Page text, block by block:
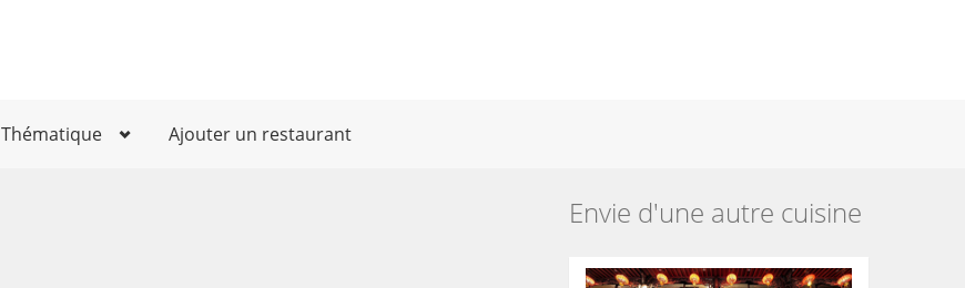
Thématique Ajouter un restaurant
Envie d'une autre cuisine